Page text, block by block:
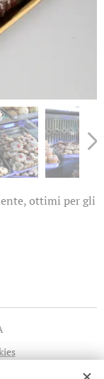
ottimi per gli